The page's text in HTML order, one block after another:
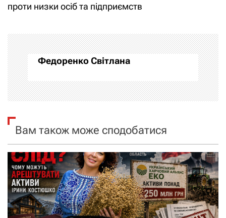
г
а
ц
і
я
з
а
п
и
с
проти низки осіб та підприємств
Федоренко Світлана
Вам також може сподобатися